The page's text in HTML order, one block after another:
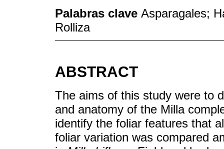
Palabras clave Asparagales;
Rolliza
ABSTRACT
The aims of this study were to
and anatomy of the Milla
identify the foliar features that
foliar variation was compared